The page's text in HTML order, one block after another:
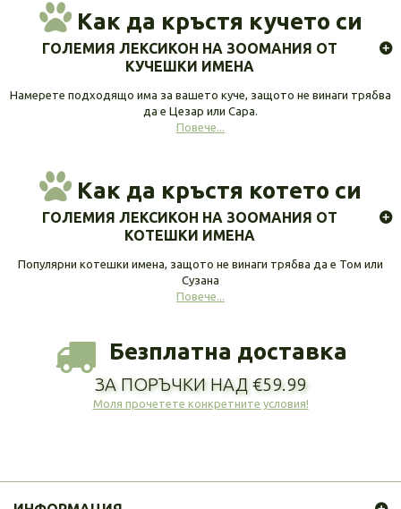
Как да кръстя кучето си
ГОЛЕМИЯ ЛЕКСИКОН НА ЗООМАНИЯ ОТ
КУЧЕШКИ ИМЕНА
Намерете подходящо има за вашето куче, защото не винаги трябва
да е Цезар или Сара.
Повече...
Как да кръстя котето си
ГОЛЕМИЯ ЛЕКСИКОН НА ЗООМАНИЯ ОТ
КОТЕШКИ ИМЕНА
Популярни котешки имена, защото не винаги трябва да е Том или
Сузана
Повече...
Безплатна доставка
ЗА ПОРЪЧКИ НАД €59.99
Моля прочетете конкретните условия!